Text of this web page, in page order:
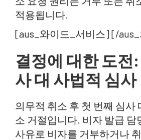
적용됩니다.
[aus_와이드_서비스] [/
결정에 대한 도전
사 대 사법적 심사
의무적 취소 후 첫 번째 심사
소 거절입니다. 비자 발급 담
사유로 비자를 거부하거나